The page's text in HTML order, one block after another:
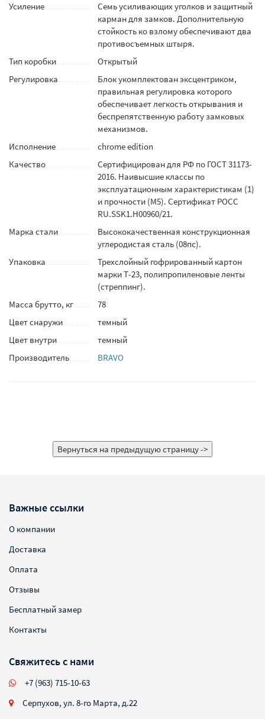
Усиление
Семь усиливающих уголков и защитный
карман для замков. Дополнительную
стойкость ко взлому обеспечивают два
противосъемных штыря.
Тип коробки
Открытый
Регулировка
Блок укомплектован эксцентриком,
правильная регулировка которого
обеспечивает легкость открывания и
беспрепятственную работу замковых
механизмов.
Исполнение
chrome edition
Качество
Сертифицирован для РФ по ГОСТ 31173-
2016. Наивысшие классы по
эксплуатационным характеристикам (1)
и прочности (М5). Сертификат POCC
RU.SSK1.H00960/21.
Марка стали
Высококачественная конструкционная
углеродистая сталь (08пс).
Упаковка
Трехслойный гофрированный картон
марки Т-23, полипропиленовые ленты
(стреппинг).
Масса брутто, кг
78
Цвет снаружи
темный
Цвет внутри
темный
Производитель
BRAVO
Важные ссылки
О компании
Доставка
Оплата
Отзывы
Бесплатный замер
Контакты
Свяжитесь с нами
+7 (963) 715-10-63
Серпухов, ул. 8-го Марта, д.22